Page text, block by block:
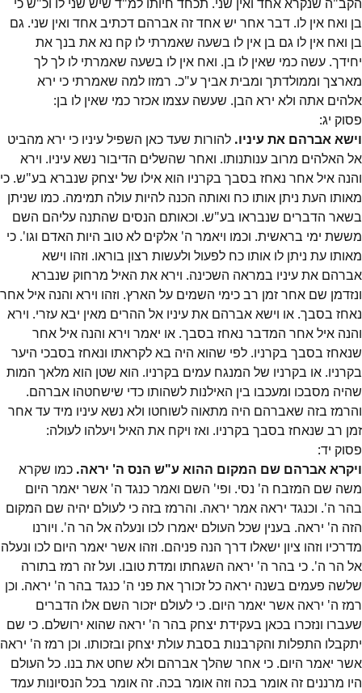
בן ואח אין לו. דבר אחר יש אחד זה אברהם דכתיב אחד ואין שני. גם
בן ואח אין לו גם בן אין לו בשעה שאמרתי לו קח נא את בנך את
יחידך. עשה כמי שאין לו בן. ואח אין לו בשעה שאמרתי לו לך לך
מארצך וממולדתך ומבית אביך ע"כ. רמזו למה שאמרתי כי ירא
אלהים אתה ולא ירא הבן. שעשה עצמו אכזר כמי שאין לו בן:
פסוק יג:
וישא אברהם את עיניו. להורות שעד כאן השפיל עיניו כי ירא מהביט
אל האלהים מרוב ענותנותו. ואחר שהשלים הדיבור נשא עיניו. וירא
והנה איל אחר נאחז בסבך בקרניו הוא אילו של יצחק שנברא בע"ש. כי
מאותו העת ניתן אותו כח ואותה הכנה להיות עולה תמימה. כמו שניתן
בשאר הדברים שנבראו בע"ש. וכאותם הנסים שהתנה עליהם השם
מששת ימי בראשית. וכמו ויאמר ה' אלקים לא טוב היות האדם וגו'. כי
מאותו עת ניתן לו אותו כח לפעול ולעשות רצון בוראו. וזהו וישא
אברהם את עיניו במראה השכינה. וירא את האיל מרחוק שנברא
ונזדמן שם אחר זמן רב כימי השמים על הארץ. וזהו וירא והנה איל אחר
נאחז בסבך. או וישא אברהם את עיניו אל ההרים מאין יבא עזרי. וירא
והנה איל אחר המדבר נאחז בסבך. או יאמר וירא והנה איל אחר
שנאחז בסבך בקרניו. לפי שהוא היה בא לקראתו ונאחז בסבכי היער
בקרניו. או בקרניו של המנגח עמים בקרניו. הוא שטן הוא מלאך המות
שהיה מסבכו ומעכבו בין האילנות לשהותו כדי שישחטהו אברהם.
והרמז בזה שאברהם היה מתאוה לשוחטו ולא נשא עיניו מיד עד אחר
זמן רב שנאחז בסבך בקרניו. ואז ויקח את האיל ויעלהו לעולה:
פסוק יד:
ויקרא אברהם שם המקום ההוא ע"ש הנס ה' יראה. כמו שקרא
משה שם המזבח ה' נסי. ופי' השם ואמר כנגד ה' אשר יאמר היום
בהר ה'. וכנגד יראה אמר יראה. והרמז בזה כי לעולם יהיה שם המקום
הזה ה' יראה. בענין שכל העולם יאמרו לכו ונעלה אל הר ה'. ויורנו
מדרכיו וזהו ציון ישאלו דרך הנה פניהם. וזהו אשר יאמר היום לכו ונעלה
אל הר ה'. כי בהר ה' יראה השגחתו ומדת טובו. ועל זה רמז בתורה
שלשה פעמים בשנה יראה כל זכורך את פני ה' כנגד בהר ה' יראה. וכן
רמז ה' יראה אשר יאמר היום. כי לעולם יזכור השם אלו הדברים
שעברו ונזכרו בכאן בעקידת יצחק בהר ה' יראה שהוא ירושלם. כי שם
יתקבלו התפלות והקרבנות בסבת עולת יצחק ובזכותו. וכן רמז ה' יראה
אשר יאמר היום. כי אחר שהלך אברהם ולא שחט את בנו. כל העולם
היו מרננים זה אומר בכה וזה אומר בכה. זה אומר בכל הנסיונות עמד